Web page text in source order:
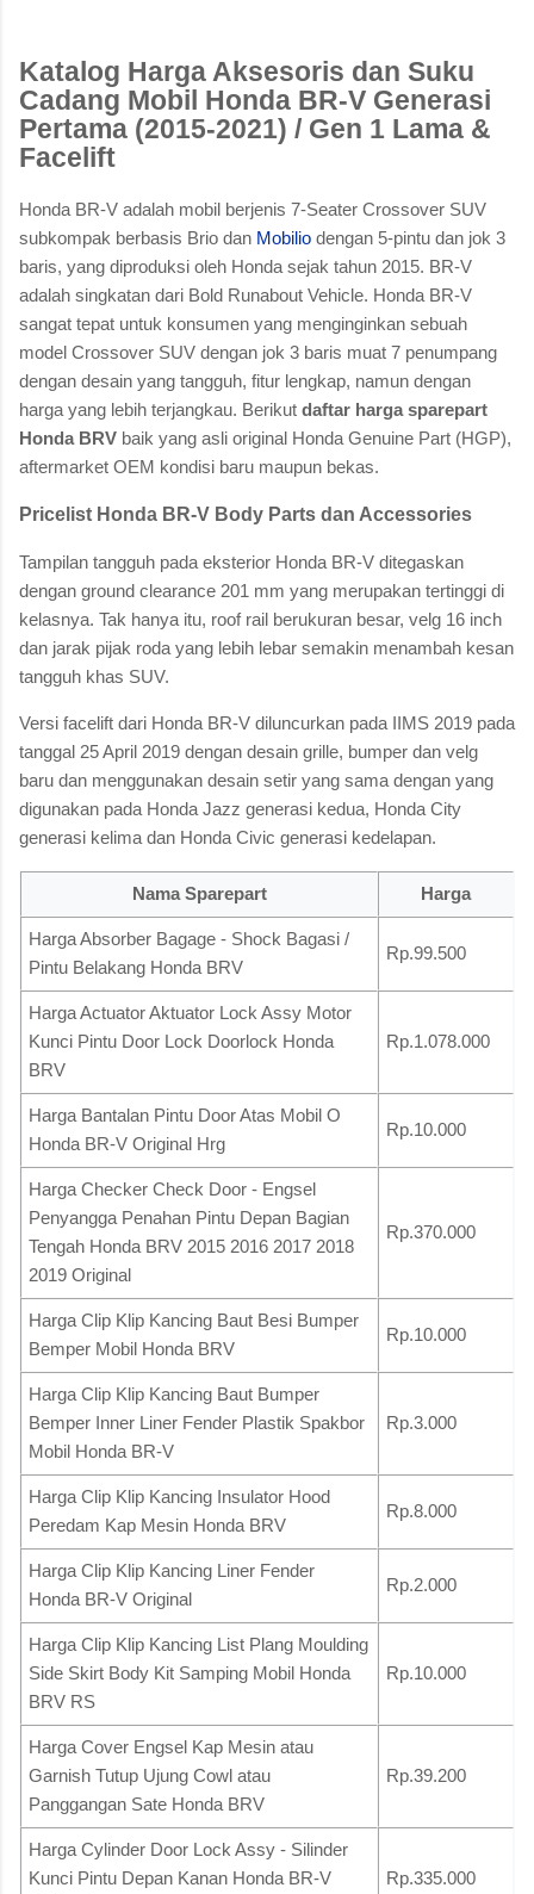
Katalog Harga Aksesoris dan Suku
Cadang Mobil Honda BR-V Generasi
Pertama (2015-2021) / Gen 1 Lama &
Facelift
Honda BR-V adalah mobil berjenis 7-Seater Crossover SUV
subkompak berbasis Brio dan Mobilio dengan 5-pintu dan jok 3
baris, yang diproduksi oleh Honda sejak tahun 2015. BR-V
adalah singkatan dari Bold Runabout Vehicle. Honda BR-V
sangat tepat untuk konsumen yang menginginkan sebuah
model Crossover SUV dengan jok 3 baris muat 7 penumpang
dengan desain yang tangguh, fitur lengkap, namun dengan
harga yang lebih terjangkau. Berikut daftar harga sparepart
Honda BRV baik yang asli original Honda Genuine Part (HGP),
aftermarket OEM kondisi baru maupun bekas.
Pricelist Honda BR-V Body Parts dan Accessories
Tampilan tangguh pada eksterior Honda BR-V ditegaskan
dengan ground clearance 201 mm yang merupakan tertinggi di
kelasnya. Tak hanya itu, roof rail berukuran besar, velg 16 inch
dan jarak pijak roda yang lebih lebar semakin menambah kesan
tangguh khas SUV.
Versi facelift dari Honda BR-V diluncurkan pada IIMS 2019 pada
tanggal 25 April 2019 dengan desain grille, bumper dan velg
baru dan menggunakan desain setir yang sama dengan yang
digunakan pada Honda Jazz generasi kedua, Honda City
generasi kelima dan Honda Civic generasi kedelapan.
Nama Sparepart Harga
Harga Absorber Bagage - Shock Bagasi /
Pintu Belakang Honda BRV
Rp.99.500
Harga Actuator Aktuator Lock Assy Motor
Kunci Pintu Door Lock Doorlock Honda
BRV
Rp.1.078.000
Harga Bantalan Pintu Door Atas Mobil O
Honda BR-V Original Hrg
Rp.10.000
Harga Checker Check Door - Engsel
Penyangga Penahan Pintu Depan Bagian
Tengah Honda BRV 2015 2016 2017 2018
2019 Original
Rp.370.000
Harga Clip Klip Kancing Baut Besi Bumper
Bemper Mobil Honda BRV
Rp.10.000
Harga Clip Klip Kancing Baut Bumper
Bemper Inner Liner Fender Plastik Spakbor
Mobil Honda BR-V
Rp.3.000
Harga Clip Klip Kancing Insulator Hood
Peredam Kap Mesin Honda BRV
Rp.8.000
Harga Clip Klip Kancing Liner Fender
Honda BR-V Original
Rp.2.000
Harga Clip Klip Kancing List Plang Moulding
Side Skirt Body Kit Samping Mobil Honda
BRV RS
Rp.10.000
Harga Cover Engsel Kap Mesin atau
Garnish Tutup Ujung Cowl atau
Panggangan Sate Honda BRV
Rp.39.200
Harga Cylinder Door Lock Assy - Silinder
Kunci Pintu Depan Kanan Honda BR-V
Rp.335.000